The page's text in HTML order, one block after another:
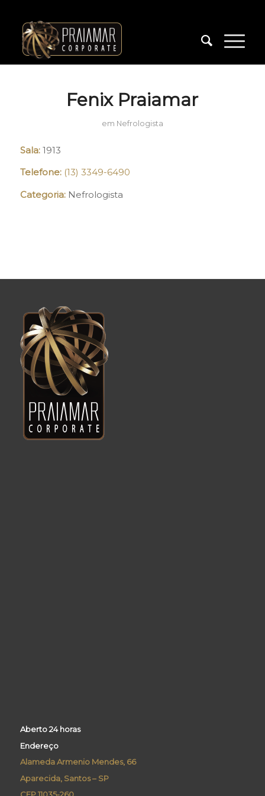
Fenix Praiamar
em Nefrologista
Sala: 1913
Telefone: (13) 3349-6490
Categoria: Nefrologista
Aberto 24 horas
Endereço
Alameda Armenio Mendes, 66
Aparecida, Santos – SP